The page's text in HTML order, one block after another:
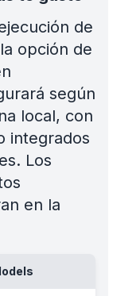
de
opción de
según
local, con
integrados
Los
en la